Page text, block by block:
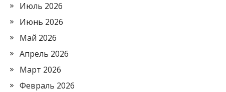
Июль 2026
Июнь 2026
Май 2026
Апрель 2026
Март 2026
Февраль 2026